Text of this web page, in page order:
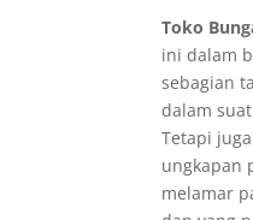
Toko
ini dalam
sebagian
dalam
Tetapi
ungkapan
melamar